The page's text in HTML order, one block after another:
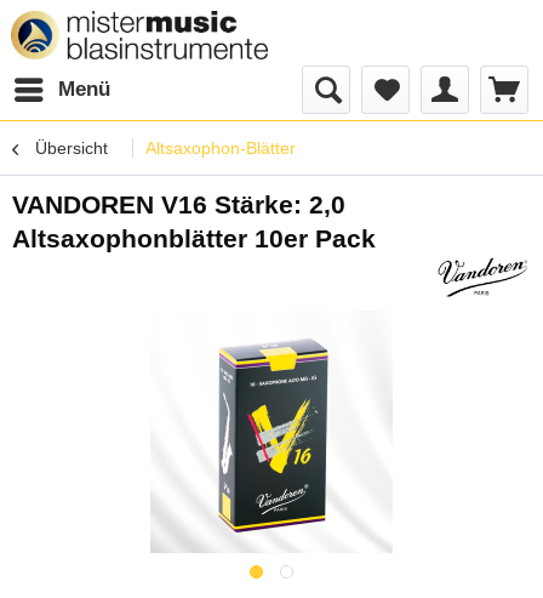
Menü
Übersicht Altsaxophon-Blätter
VANDOREN V16 Stärke: 2,0
Altsaxophonblätter 10er Pack